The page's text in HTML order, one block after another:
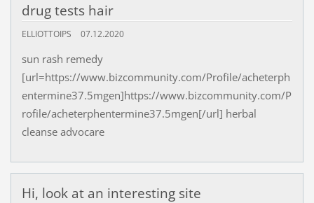
drug tests hair
ELLIOTTOIPS 07.12.2020
sun rash remedy
[url=https://www.bizcommunity.com/Profile/acheterph
entermine37.5mgen]https://www.bizcommunity.com/P
rofile/acheterphentermine37.5mgen[/url] herbal
cleanse advocare
Hi, look at an interesting site